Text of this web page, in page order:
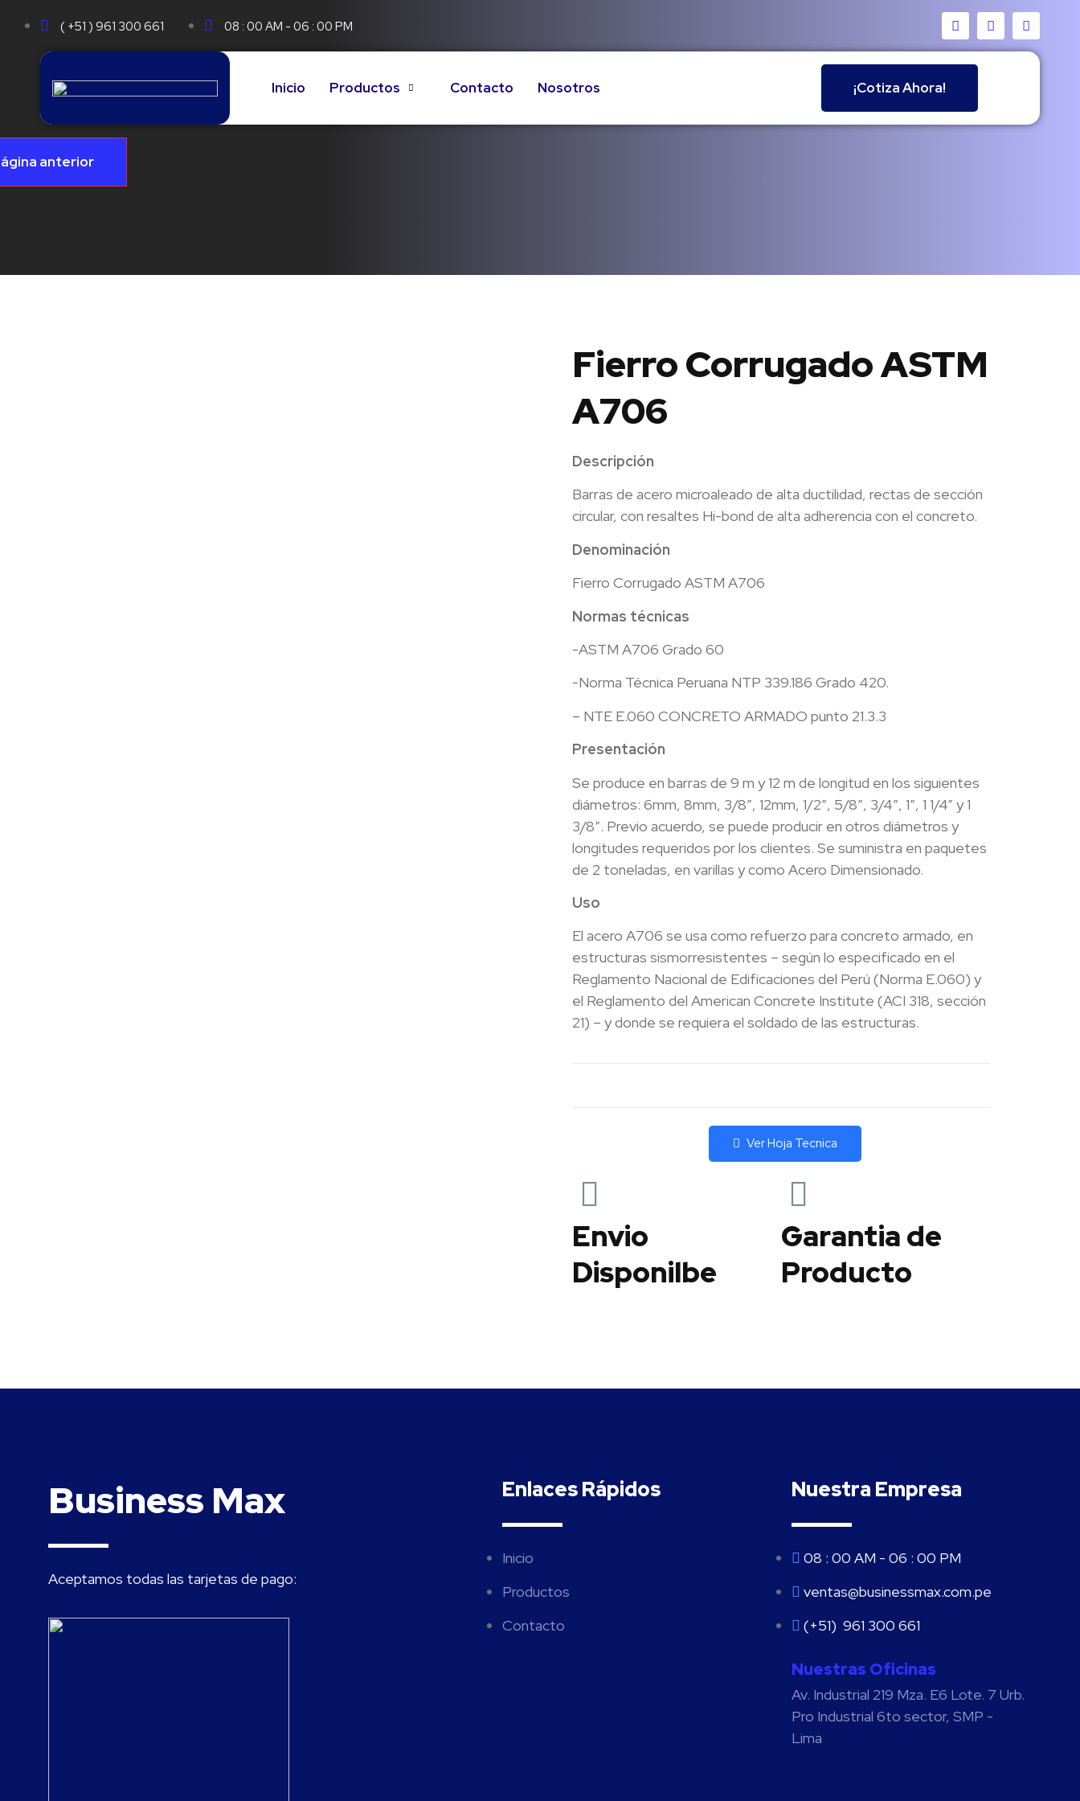
( +51 ) 961 300 661 08 : 00 AM - 06 : 00 PM
Inicio Productos Contacto Nosotros ¡Cotiza Ahora!
Fierro Corrugado ASTM
A706
Descripción
Barras de acero microaleado de alta ductilidad, rectas de sección
circular, con resaltes Hi-bond de alta adherencia con el concreto.
Denominación
Fierro Corrugado ASTM A706
Normas técnicas
-ASTM A706 Grado 60
-Norma Técnica Peruana NTP 339.186 Grado 420.
– NTE E.060 CONCRETO ARMADO punto 21.3.3
Presentación
Se produce en barras de 9 m y 12 m de longitud en los siguientes
diámetros: 6mm, 8mm, 3/8″, 12mm, 1/2″, 5/8″, 3/4″, 1″, 1 1/4” y 1
3/8″. Previo acuerdo, se puede producir en otros diámetros y
longitudes requeridos por los clientes. Se suministra en paquetes
de 2 toneladas, en varillas y como Acero Dimensionado.
Uso
El acero A706 se usa como refuerzo para concreto armado, en
estructuras sismorresistentes – según lo especificado en el
Reglamento Nacional de Edificaciones del Perú (Norma E.060) y
el Reglamento del American Concrete Institute (ACI 318, sección
21) – y donde se requiera el soldado de las estructuras.
Ver Hoja Tecnica
Envio
Disponilbe
Garantia de
Producto
Business Max
Aceptamos todas las tarjetas de pago:
Enlaces Rápidos
Inicio
Productos
Contacto
Nuestra Empresa
08 : 00 AM - 06 : 00 PM
ventas@businessmax.com.pe
(+51) 961 300 661
Nuestras Oficinas
Av. Industrial 219 Mza. E6 Lote. 7 Urb.
Pro Industrial 6to sector, SMP -
Lima